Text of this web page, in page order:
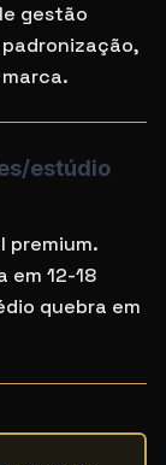
gestão
estúdio
premium.
em 12-18
quebra em